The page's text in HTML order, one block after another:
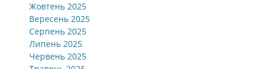
Жовтень 2025
Вересень 2025
Серпень 2025
Липень 2025
Червень 2025